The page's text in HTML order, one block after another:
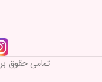
تمامی حقوق